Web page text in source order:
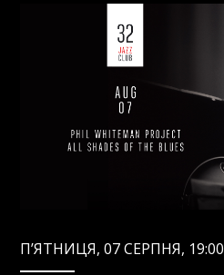
П’ЯТНИЦЯ, 07 СЕРПНЯ, 19:00